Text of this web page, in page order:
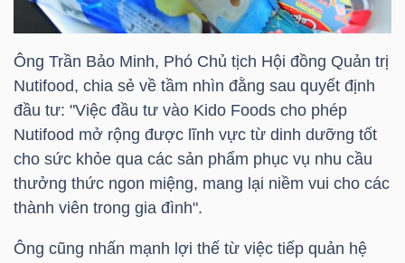
Ông Trần Bảo Minh, Phó Chủ tịch Hội đồng Quản trị
Nutifood, chia sẻ về tầm nhìn đằng sau quyết định
đầu tư: "Việc đầu tư vào Kido Foods cho phép
Nutifood mở rộng được lĩnh vực từ dinh dưỡng tốt
cho sức khỏe qua các sản phẩm phục vụ nhu cầu
thưởng thức ngon miệng, mang lại niềm vui cho các
thành viên trong gia đình".
Ông cũng nhấn mạnh lợi thế từ việc tiếp quản hệ
THẾ
ĐÔNG
DƯƠNG